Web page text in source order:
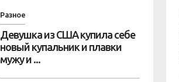
Разное
Девушка из США купила себе
новый купальник и плавки
мужу и ...